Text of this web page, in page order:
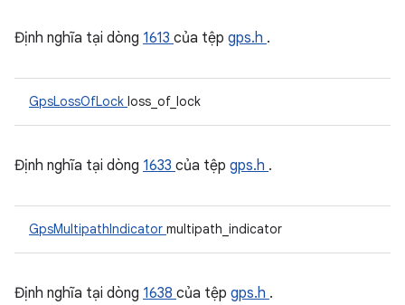
Định nghĩa tại dòng 1613 của tệp gps.h .
GpsLossOfLock loss_of_lock
Định nghĩa tại dòng 1633 của tệp gps.h .
GpsMultipathIndicator multipath_indicator
Định nghĩa tại dòng 1638 của tệp gps.h .